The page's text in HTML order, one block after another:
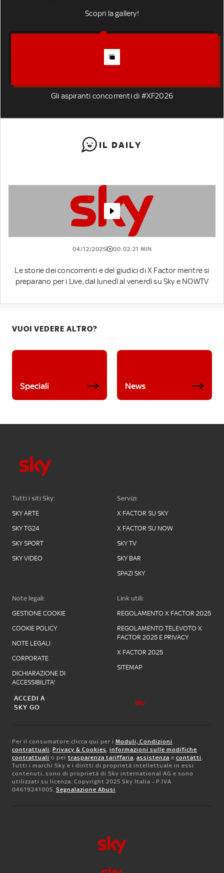
Scopri la gallery!
Gli aspiranti concorrenti di #XF2026
IL DAILY
04/12/2025 00:02:21 MIN
Le storie dei concorrenti e dei giudici di X Factor mentre si
preparano per i Live, dal lunedì al venerdì su Sky e NOWTV
VUOI VEDERE ALTRO?
Speciali News
Tutti i siti Sky:
SKY ARTE
SKY TG24
SKY SPORT
SKY VIDEO
Servizi:
X FACTOR SU SKY
X FACTOR SU NOW
SKY TV
SKY BAR
SPAZI SKY
Note legali:
GESTIONE COOKIE
COOKIE POLICY
NOTE LEGALI
CORPORATE
DICHIARAZIONE DI
ACCESSIBILITA'
Link utili:
REGOLAMENTO X FACTOR 2025
REGOLAMENTO TELEVOTO X
FACTOR 2025 E PRIVACY
X FACTOR 2025
SITEMAP
ACCEDI A
SKY GO
Per il consumatore clicca qui per i Moduli, Condizioni
contrattuali, Privacy & Cookies, informazioni sulle modifiche
contrattuali o per trasparenza tariffaria, assistenza e contatti.
Tutti i marchi Sky e i diritti di proprietà intellettuale in essi
contenuti, sono di proprietà di Sky international AG e sono
utilizzati su licenza. Copyright 2025 Sky Italia - P.IVA
04619241005. Segnalazione Abusi